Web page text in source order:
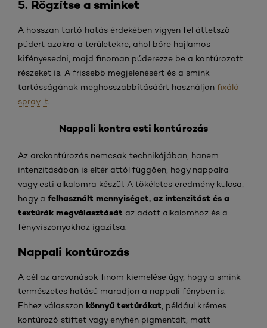
5. Rögzítse a sminket
A hosszan tartó hatás érdekében vigyen fel áttetsző
púdert azokra a területekre, ahol bőre hajlamos
kifényesedni, majd finoman púderezze be a kontúrozott
részeket is. A frissebb megjelenésért és a smink
tartósságának meghosszabbításáért használjon fixáló
spray-t.
Nappali kontra esti kontúrozás
Az arckontúrozás nemcsak technikájában, hanem
intenzitásában is eltér attól függően, hogy nappalra
vagy esti alkalomra készül. A tökéletes eredmény kulcsa,
hogy a felhasznált mennyiséget, az intenzitást és a
textúrák megválasztását az adott alkalomhoz és a
fényviszonyokhoz igazítsa.
Nappali kontúrozás
A cél az arcvonások finom kiemelése úgy, hogy a smink
természetes hatású maradjon a nappali fényben is.
Ehhez válasszon könnyű textúrákat , például krémes
kontúrozó stiftet vagy enyhén pigmentált, matt